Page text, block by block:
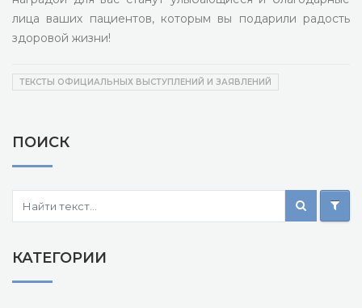
лица ваших пациентов, которым вы подарили радость
здоровой жизни!
ТЕКСТЫ ОФИЦИАЛЬНЫХ ВЫСТУПЛЕНИЙ И ЗАЯВЛЕНИЙ
ПОИСК
КАТЕГОРИИ